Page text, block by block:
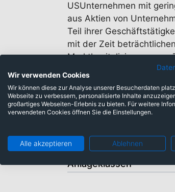
USUnternehmen mit
aus Aktien von
Teil ihrer
mit der Zeit
Marktkapitalisierung zum
liegt.
Anlageklassen
Wir verwenden Cookies
Wir können diese zur Analyse unserer Besucherdaten
Webseite zu verbessern, personalisierte Inhalte
großartiges Webseiten-Erlebnis zu bieten. Für weitere
verwendeten Cookies öffnen Sie die Einstellungen.
Alle akzeptieren Ablehnen